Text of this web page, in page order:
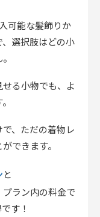
可能な髪飾りか
選択肢はどの小
る小物でも、よ
、ただの着物レ
できます。
と
プラン内の料金で
す！